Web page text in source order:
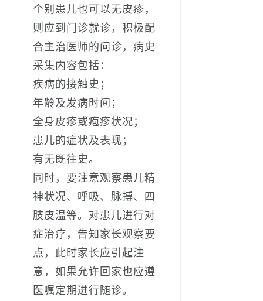
个别患儿也可以无皮疹，
则应到门诊就诊，积极配
合主治医师的问诊，病史
采集内容包括：
疾病的接触史；
年龄及发病时间；
全身皮疹或疱疹状况；
患儿的症状及表现；
有无既往史。
同时，要注意观察患儿精
神状况、呼吸、脉搏、四
肢皮温等。对患儿进行对
症治疗，告知家长观察要
点，此时家长应引起注
意，如果允许回家也应遵
医嘱定期进行随诊。